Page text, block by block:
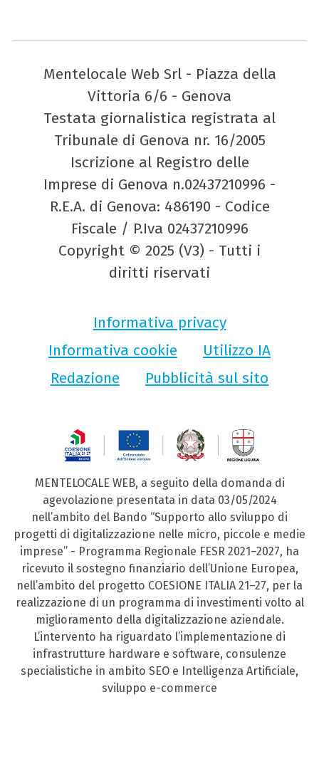
Mentelocale Web Srl - Piazza della
Vittoria 6/6 - Genova
Testata giornalistica registrata al
Tribunale di Genova nr. 16/2005
Iscrizione al Registro delle
Imprese di Genova n.02437210996 -
R.E.A. di Genova: 486190 - Codice
Fiscale / P.Iva 02437210996
Copyright © 2025 (V3) - Tutti i
diritti riservati
Informativa privacy
Informativa cookie
Utilizzo IA
Redazione
Pubblicità sul sito
MENTELOCALE WEB, a seguito della domanda di
agevolazione presentata in data 03/05/2024
nell’ambito del Bando “Supporto allo sviluppo di
progetti di digitalizzazione nelle micro, piccole e medie
imprese” - Programma Regionale FESR 2021–2027, ha
ricevuto il sostegno finanziario dell’Unione Europea,
nell’ambito del progetto COESIONE ITALIA 21–27, per la
realizzazione di un programma di investimenti volto al
miglioramento della digitalizzazione aziendale.
L’intervento ha riguardato l’implementazione di
infrastrutture hardware e software, consulenze
specialistiche in ambito SEO e Intelligenza Artificiale,
sviluppo e-commerce